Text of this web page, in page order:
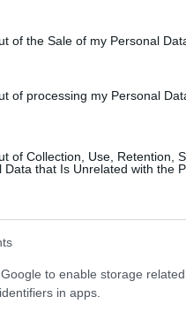
of the Sale of my Personal
of processing my Personal
of Collection, Use, Retention,
Data that Is Unrelated with the
to enable storage
in apps.